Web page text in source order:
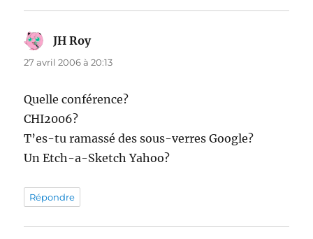
JH Roydit :
27 avril 2006 à 20:13
Quelle conférence?
CHI2006?
T’es-tu ramassé des sous-verres Google?
Un Etch-a-Sketch Yahoo?
Répondre